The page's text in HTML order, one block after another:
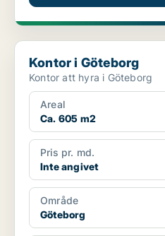
Kontor i Göteborg
Kontor i Göteborg
Kontor att hyra i Göteborg
Areal
Ca. 605 m2
Pris pr. md.
Inte angivet
Område
Göteborg